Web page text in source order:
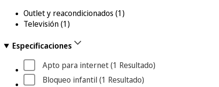
Outlet y reacondicionados (1)
Televisión(1)
Especificaciones
Apto para internet (1 Resultado)
Bloqueo infantil (1 Resultado)